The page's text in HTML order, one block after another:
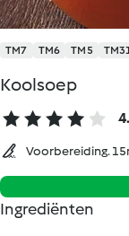
TM7 TM6 TM5
Koolsoep
Voorbereiding.
Ingrediënten